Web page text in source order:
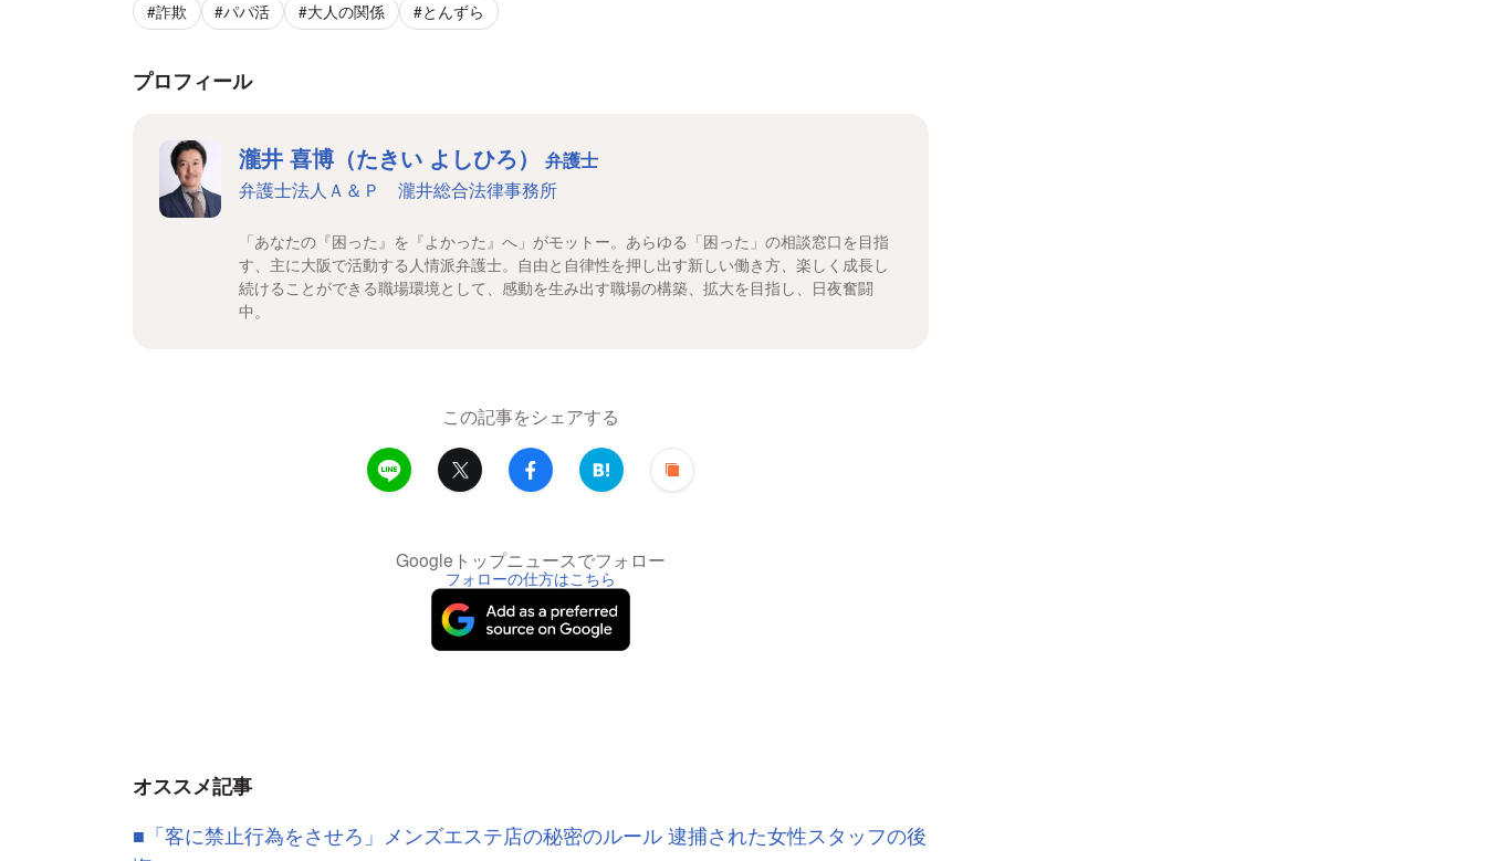
#詐欺 #パパ活 #大人の関係 #とんずら
プロフィール
瀧井 喜博（たきい よしひろ） 弁護士
弁護士法人Ａ＆Ｐ 瀧井総合法律事務所
「あなたの『困った』を『よかった』へ」がモットー。あらゆる「困った」の相談窓口を目指
す、主に大阪で活動する人情派弁護士。自由と自律性を押し出す新しい働き方、楽しく成長し
続けることができる職場環境として、感動を生み出す職場の構築、拡大を目指し、日夜奮闘
中。
この記事をシェアする
Googleトップニュースでフォロー
フォローの仕方はこちら
オススメ記事
■「客に禁止行為をさせろ」メンズエステ店の秘密のルール 逮捕された女性スタッフの後